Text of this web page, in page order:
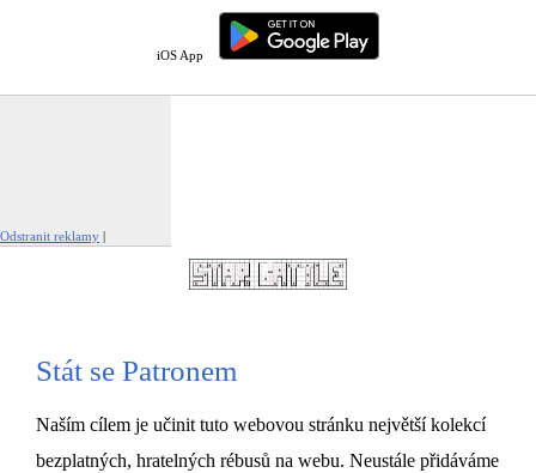
iOS App
Odstranit reklamy |
Stát se Patronem
Naším cílem je učinit tuto webovou stránku největší kolekcí
bezplatných, hratelných rébusů na webu. Neustále přidáváme